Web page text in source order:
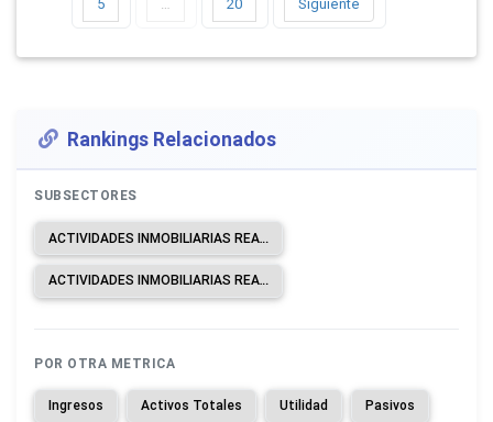
5 … 20 Siguiente
Rankings Relacionados
SUBSECTORES
ACTIVIDADES INMOBILIARIAS REALIZADAS CON BIENES PROPIOS O ARRENDADOS.
ACTIVIDADES INMOBILIARIAS REALIZADAS A CAMBIO DE UNA RETRIBUCIÓN O POR CONTRATO.
POR OTRA METRICA
Ingresos Activos Totales Utilidad Pasivos